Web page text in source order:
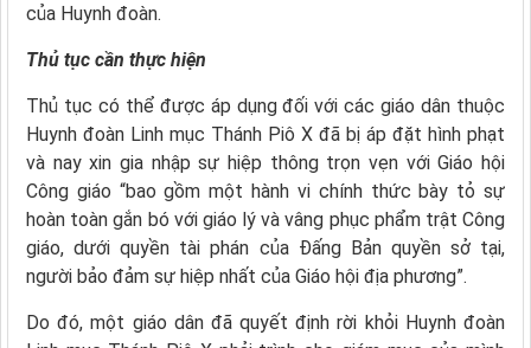
của Huynh đoàn.
Thủ tục cần thực hiện
Thủ tục có thể được áp dụng đối với các giáo dân thuộc
Huynh đoàn Linh mục Thánh Piô X đã bị áp đặt hình phạt
và nay xin gia nhập sự hiệp thông trọn vẹn với Giáo hội
Công giáo “bao gồm một hành vi chính thức bày tỏ sự
hoàn toàn gắn bó với giáo lý và vâng phục phẩm trật Công
giáo, dưới quyền tài phán của Đấng Bản quyền sở tại,
người bảo đảm sự hiệp nhất của Giáo hội địa phương”.
Do đó, một giáo dân đã quyết định rời khỏi Huynh đoàn